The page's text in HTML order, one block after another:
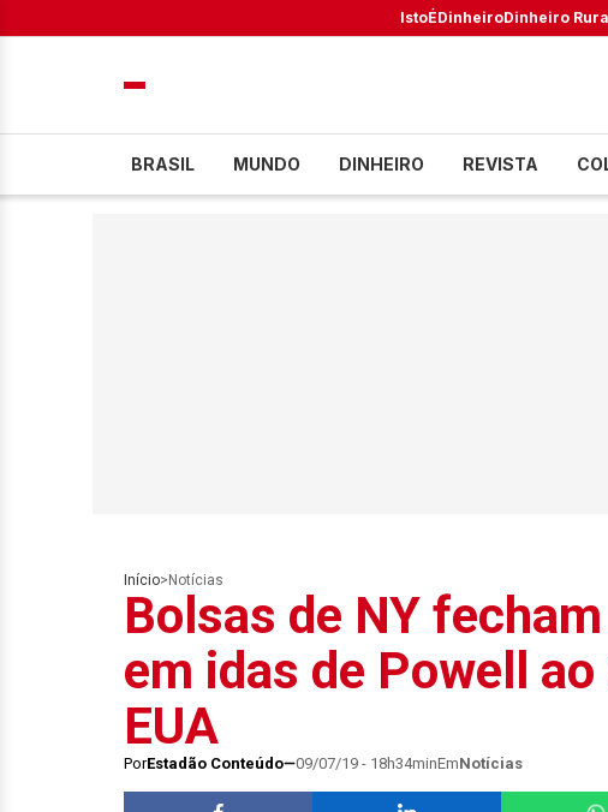
IstoÉDinheiroDinheiro
BRASIL MUNDO DINHEIRO REVISTA
Início> Notícias
Bolsas de NY
em idas de Powell
EUA
PorEstadão Conteúdo 09/07/19 - 18h34minEmNotícias